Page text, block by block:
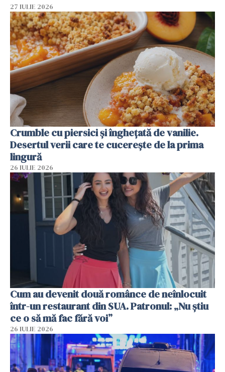
27 IULIE 2026
Crumble cu piersici și înghețată de vanilie.
Desertul verii care te cucerește de la prima
lingură
26 IULIE 2026
Cum au devenit două românce de neînlocuit
într-un restaurant din SUA. Patronul: „Nu știu
ce o să mă fac fără voi”
26 IULIE 2026